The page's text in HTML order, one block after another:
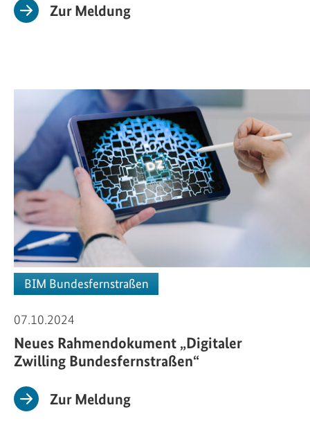
Zur Meldung
BIM Bundesfernstraßen
07.10.2024
Neues Rahmendokument „Digitaler
Zwilling Bundesfernstraßen“
Zur Meldung